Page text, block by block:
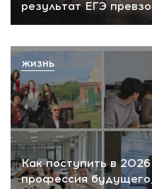
результат ЕГЭ
Как поступить в
профессия
ЖИЗНЬ